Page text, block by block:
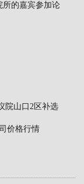
所的嘉宾参加论
院山口2区补选
价格行情